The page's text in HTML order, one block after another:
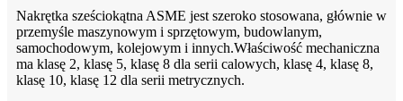
Nakrętka sześciokątna ASME jest szeroko stosowana, głównie w
przemyśle maszynowym i sprzętowym, budowlanym,
samochodowym, kolejowym i innych.Właściwość mechaniczna
ma klasę 2, klasę 5, klasę 8 dla serii calowych, klasę 4, klasę 8,
klasę 10, klasę 12 dla serii metrycznych.